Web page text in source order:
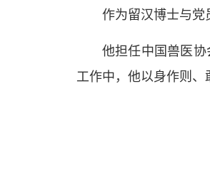
作为留汉博士与党
他担任中国兽医
工作中，他以身作则、